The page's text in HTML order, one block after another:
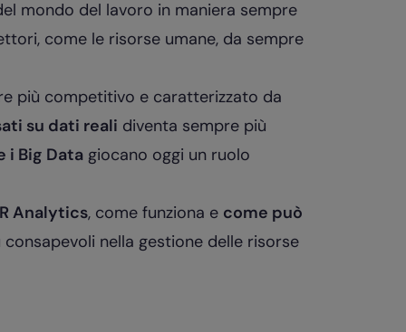
mondo del lavoro in maniera sempre
come le risorse umane, da sempre
più competitivo e caratterizzato da
su dati reali diventa sempre più
i Big Datagiocano oggi un ruolo
Analytics, come funziona e come può
nella gestione delle risorse